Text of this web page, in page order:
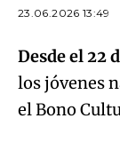
23.06.2026 13:49
Desde el 22
los jóvenes
el Bono